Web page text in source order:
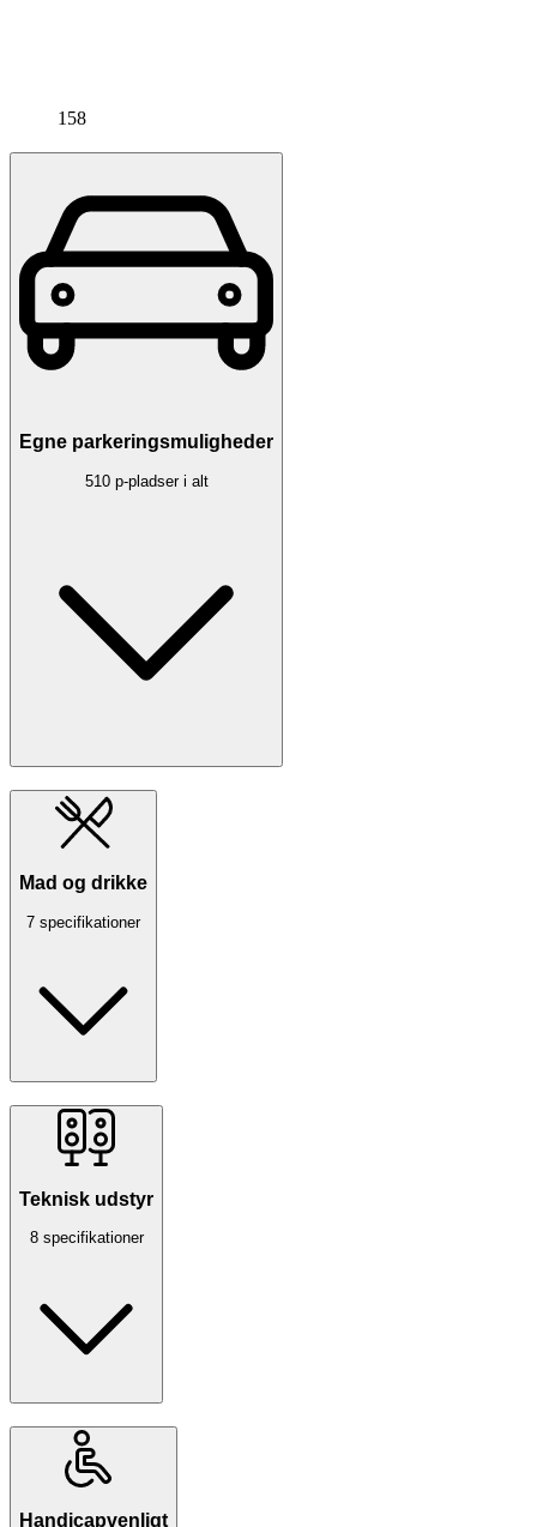
158
Egne parkeringsmuligheder
510 p-pladser i alt
Mad og drikke
7 specifikationer
Teknisk udstyr
8 specifikationer
Handicapvenligt